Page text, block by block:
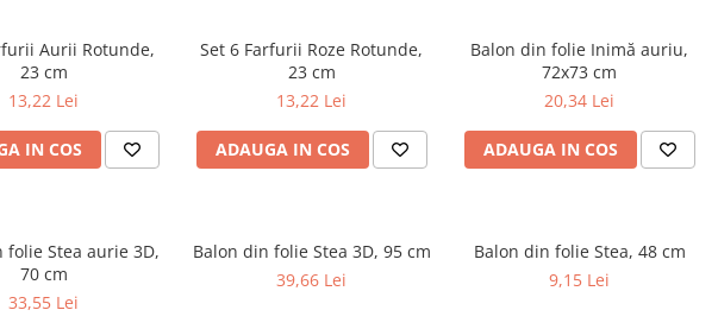
Aurii Rotunde,
23 cm
13,22 Lei
IN COS
Set 6 Farfurii Roze Rotunde,
23 cm
13,22 Lei
ADAUGA IN COS
Balon din folie Inimă auriu,
72x73 cm
20,34 Lei
ADAUGA IN COS
folie Stea aurie 3D,
70 cm
33,55 Lei
Balon din folie Stea 3D, 95 cm
39,66 Lei
Balon din folie Stea, 48 cm
9,15 Lei